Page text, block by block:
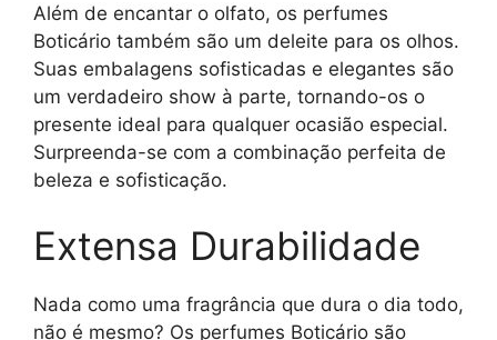
Além de encantar o olfato, os perfumes
Boticário também são um deleite para os olhos.
Suas embalagens sofisticadas e elegantes são
um verdadeiro show à parte, tornando-os o
presente ideal para qualquer ocasião especial.
Surpreenda-se com a combinação perfeita de
beleza e sofisticação.
Extensa Durabilidade
Nada como uma fragrância que dura o dia todo,
não é mesmo? Os perfumes Boticário são